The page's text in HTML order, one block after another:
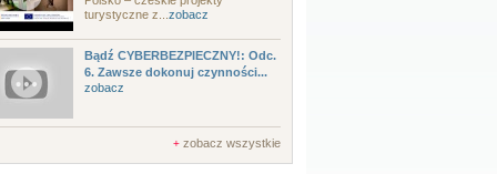
turystyczne z... zobacz
Bądź CYBERBEZPIECZNY!: Odc.
6. Zawsze dokonuj czynności...
zobacz
+ zobacz wszystkie